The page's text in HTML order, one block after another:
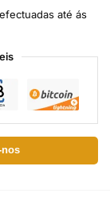
até ás
nos